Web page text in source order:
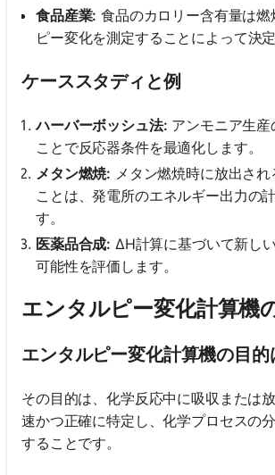
食品産業: 食品のカロリー含有量は
ピー変化を測定することによって決定
ケーススタディと例
ハーバーボッシュ法: アンモニア生
ことで反応器条件を最適化します。
メタン燃焼: メタン燃焼時に放出さ
ことは、発電所のエネルギー出力の
す。
医薬品合成: ΔH計算に基づいて新し
可能性を評価します。
エンタルピー変化計算機
エンタルピー変化計算機の目的
その目的は、化学反応中に吸収または
速かつ正確に特定し、化学プロセスの
することです。